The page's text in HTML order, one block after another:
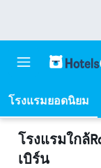
โรงแรมยอดนิยม
โรงแรมใกล้
เบิร์น